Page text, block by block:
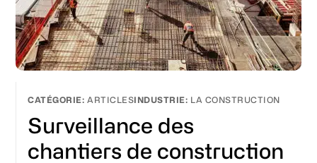
ARTICLES LA CONSTRUCTION
Surveillance des
chantiers de construction